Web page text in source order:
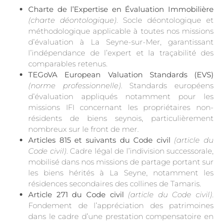
Charte de l’Expertise en Évaluation Immobilière
(charte déontologique). Socle déontologique et
méthodologique applicable à toutes nos missions
d’évaluation à La Seyne-sur-Mer, garantissant
l’indépendance de l’expert et la traçabilité des
comparables retenus.
TEGoVA European Valuation Standards (EVS)
(norme professionnelle). Standards européens
d’évaluation appliqués notamment pour les
missions IFI concernant les propriétaires non-
résidents de biens seynois, particulièrement
nombreux sur le front de mer.
Articles 815 et suivants du Code civil (article du
Code civil). Cadre légal de l’indivision successorale,
mobilisé dans nos missions de partage portant sur
les biens hérités à La Seyne, notamment les
résidences secondaires des collines de Tamaris.
Article 271 du Code civil (article du Code civil).
Fondement de l’appréciation des patrimoines
dans le cadre d’une prestation compensatoire en